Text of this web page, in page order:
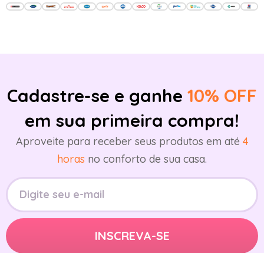
Cadastre-se e ganhe 10% OFF
em sua primeira compra!
Aproveite para receber seus produtos em até 4
horas no conforto de sua casa.